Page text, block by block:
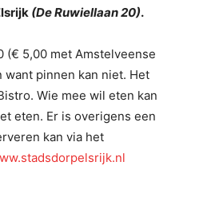
(De Ruwiellaan 20).
(€ 5,00 met Amstelveense
want pinnen kan niet. Het
Wie mee wil eten kan
eten. Er is overigens een
kan via het